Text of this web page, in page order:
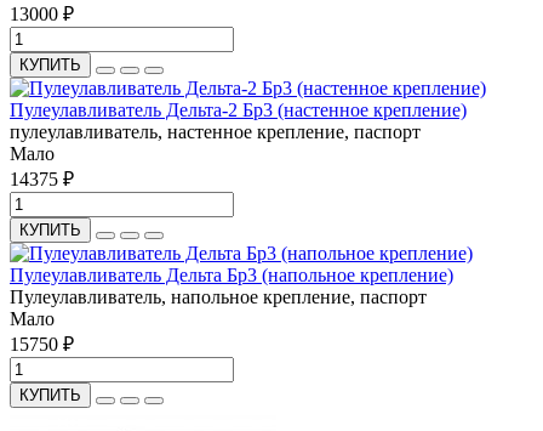
13000 ₽
КУПИТЬ
Пулеулавливатель Дельта-2 Бр3 (настенное крепление)
пулеулавливатель, настенное крепление, паспорт
Мало
14375 ₽
КУПИТЬ
Пулеулавливатель Дельта Бр3 (напольное крепление)
Пулеулавливатель, напольное крепление, паспорт
Мало
15750 ₽
КУПИТЬ